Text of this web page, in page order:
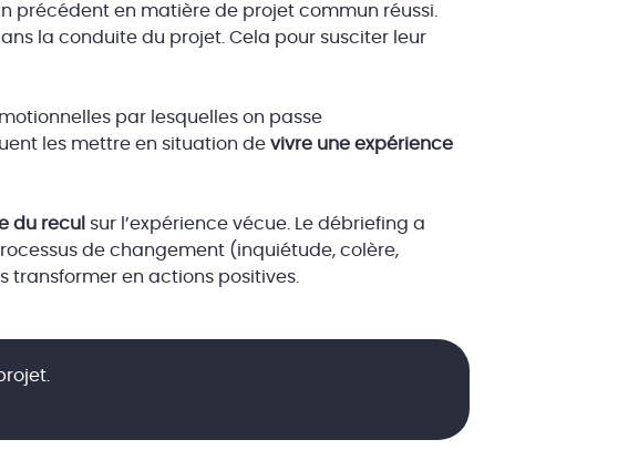
précédent en matière de projet commun réussi.
la conduite du projet. Cela pour susciter leur
par lesquelles on passe
les mettre en situation devivre une expérience
du recul sur l’expérience vécue. Le débriefing a
de changement (inquiétude, colère,
transformer en actions positives.